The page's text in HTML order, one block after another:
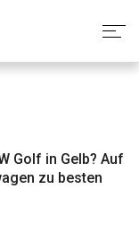
Golf in Gelb? Auf
zu besten